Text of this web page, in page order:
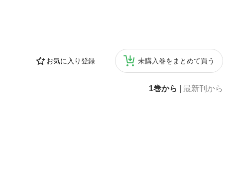
お気に入り登録 未購入巻をまとめて買う
1巻から 最新刊から